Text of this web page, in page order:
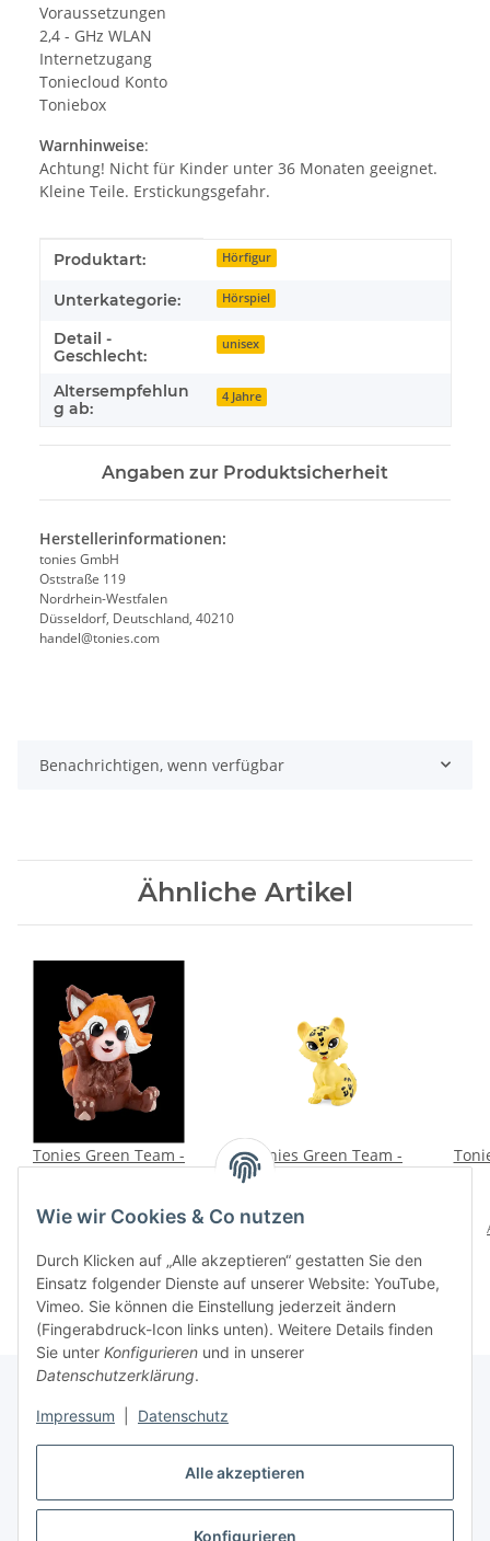
Alle akzeptieren
Konfigurieren
Wie wir Cookies & Co nutzen
Durch Klicken auf „Alle akzeptieren“ gestatten Sie den
Einsatz folgender Dienste auf unserer Website: YouTube,
Vimeo. Sie können die Einstellung jederzeit ändern
(Fingerabdruck-Icon links unten). Weitere Details finden
Sie unter Konfigurieren und in unserer
Datenschutzerklärung.
Impressum Datenschutz
Voraussetzungen
2,4 - GHz WLAN
Internetzugang
Toniecloud Konto
Toniebox
Warnhinweise:
Achtung! Nicht für Kinder unter 36 Monaten geeignet.
Kleine Teile. Erstickungsgefahr.
Produkteigenschaft
Wert
Produktart: Hörfigur
Unterkategorie: Hörspiel
Detail -
Geschlecht:
unisex
Altersempfehlun
g ab:
4 Jahre
Angaben zur Produktsicherheit
Herstellerinformationen:
tonies GmbH
Oststraße 119
Nordrhein-Westfalen
Düsseldorf, Deutschland, 40210
handel@tonies.com
Benachrichtigen, wenn verfügbar
Ähnliche Artikel
Tonies Green Team -
roten Panda
Alter Preis:16,99 €
Tonies Green Team -
Mission: Rettung in den
Leoparden
Alter Preis:
Gesetzliche Informationen